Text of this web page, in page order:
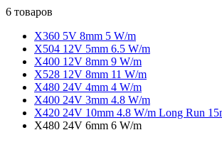
6 товаров
X360 5V 8mm 5 W/m
X504 12V 5mm 6.5 W/m
X400 12V 8mm 9 W/m
X528 12V 8mm 11 W/m
X480 24V 4mm 4 W/m
X400 24V 3mm 4.8 W/m
X420 24V 10mm 4.8 W/m Long Run
X480 24V 6mm 6 W/m